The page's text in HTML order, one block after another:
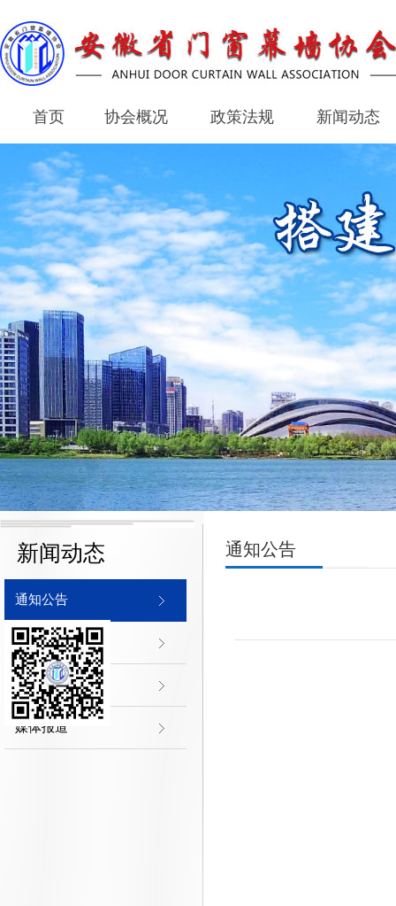
首页
首页
协会概况
协会概况
政策法规 新闻动态
新闻动态
新闻动态
通知公告
协会新闻
行业新闻
媒体报道
通知公告